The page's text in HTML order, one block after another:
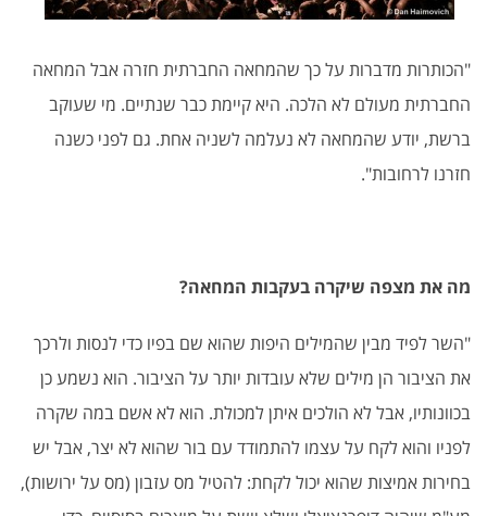
"הכותרות מדברות על כך שהמחאה החברתית חזרה אבל המחאה
החברתית מעולם לא הלכה. היא קיימת כבר שנתיים. מי שעוקב
ברשת, יודע שהמחאה לא נעלמה לשניה אחת. גם לפני כשנה
חזרנו לרחובות".
מה את מצפה שיקרה בעקבות המחאה?
"השר לפיד מבין שהמילים היפות שהוא שם בפיו כדי לנסות ולרכך
את הציבור הן מילים שלא עובדות יותר על הציבור. הוא נשמע כן
בכוונותיו, אבל לא הולכים איתן למכולת. הוא לא אשם במה שקרה
לפניו והוא לקח על עצמו להתמודד עם בור שהוא לא יצר, אבל יש
בחירות אמיצות שהוא יכול לקחת: להטיל מס עזבון (מס על ירושות),